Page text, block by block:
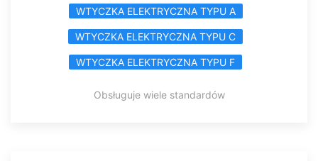
WTYCZKA ELEKTRYCZNA TYPU A
WTYCZKA ELEKTRYCZNA TYPU C
WTYCZKA ELEKTRYCZNA TYPU F
Obsługuje wiele standardów